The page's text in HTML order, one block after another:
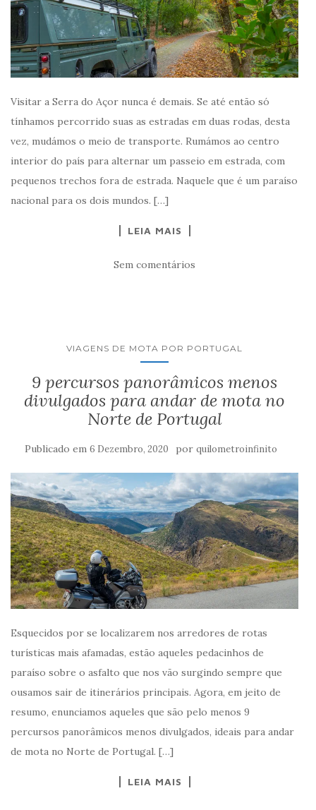
Visitar a Serra do Açor nunca é demais. Se até então só
tínhamos percorrido suas as estradas em duas rodas, desta
vez, mudámos o meio de transporte. Rumámos ao centro
interior do país para alternar um passeio em estrada, com
pequenos trechos fora de estrada. Naquele que é um paraíso
nacional para os dois mundos. […]
LEIA MAIS
Sem comentários
VIAGENS DE MOTA POR PORTUGAL
9 percursos panorâmicos menos
divulgados para andar de mota no
Norte de Portugal
Publicado em 6 Dezembro, 2020 por quilometroinfinito
Esquecidos por se localizarem nos arredores de rotas
turísticas mais afamadas, estão aqueles pedacinhos de
paraíso sobre o asfalto que nos vão surgindo sempre que
ousamos sair de itinerários principais. Agora, em jeito de
resumo, enunciamos aqueles que são pelo menos 9
percursos panorâmicos menos divulgados, ideais para andar
de mota no Norte de Portugal. […]
LEIA MAIS